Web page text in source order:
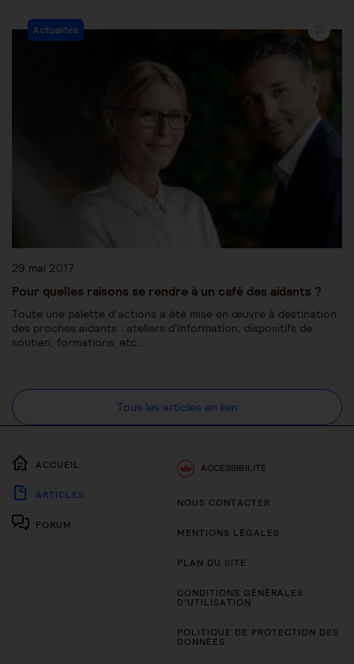
Actualités
29 mai 2017
Pour quelles raisons se rendre à un café des aidants ?
Toute une palette d’actions a été mise en œuvre à destination
des proches aidants : ateliers d’information, dispositifs de
soutien, formations, etc.…
Tous les articles en lien
ACCUEIL
ARTICLES
FORUM
ACCESSIBILITÉ
NOUS CONTACTER
MENTIONS LÉGALES
PLAN DU SITE
CONDITIONS GÉNÉRALES
D’UTILISATION
POLITIQUE DE PROTECTION DES
DONNÉES